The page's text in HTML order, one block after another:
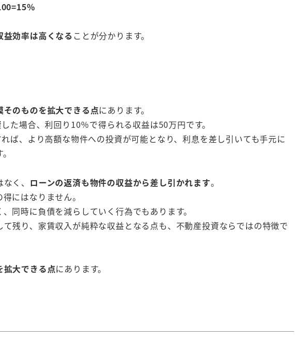
％
効率は高くなる ことが分かります。
そのものを拡大できる点にあります。
た場合、利回り10％で得られる収益は50万円です。
ば、より高額な物件への投資が可能となり、利息を差し引いても手元に
く、 ローンの返済も物件の収益から差し引かれます。
にはなりません。
同時に負債を減らしていく行為でもあります。
残り、家賃収入が純粋な収益となる点も、不動産投資ならではの特徴で
拡大できる点にあります。